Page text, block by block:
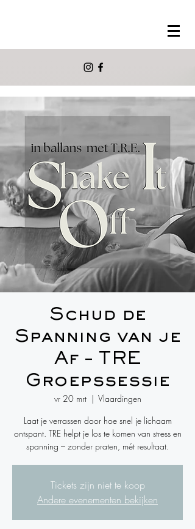
Schud de
Spanning van je
Af – TRE
Groepssessie
vr 20 mrt
  |
Vlaardingen
Laat je verrassen door hoe snel je lichaam
ontspant. TRE helpt je los te komen van stress en
spanning – zonder praten, mét resultaat.
Tickets zijn niet te koop
Andere evenementen bekijken